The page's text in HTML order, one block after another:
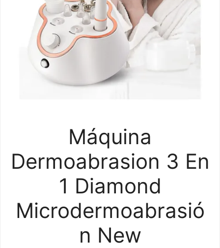
Máquina
Dermoabrasion 3 En
1 Diamond
Microdermoabrasió
n New